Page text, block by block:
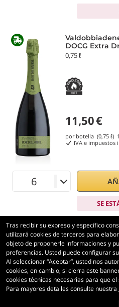
DOCG Extra
Bortolomiol
0,75 ℓ
11,50€
por botella (0,75 ℓ)
IVA e impuestos
SE
Tras recibir su expreso y específico
utilizará cookies de terceros para
objeto de proponerle informaciones y
preferencias. Usted puede configurar
Al seleccionar “Aceptar”, usted nos
cookies, en cambio, si cierra este
cookies técnicas necesarias para que
Para mayores detalles consulte nuestra
Made with
Página
production-front-2-1Copyright
P.IVA IT06031960484 REA FI